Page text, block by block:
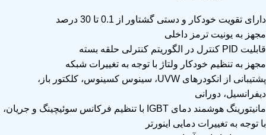
دارای تقویت خودکار و دستی گشتاور از 0.1 تا 30 درصد
مجهز به یونیت ترمز داخلی
قابلیت PID کنترل در الگوریتم کنترلی حلقه بسته
مجهز به تنظیم خودکار ولتاژ با توجه به تغییرات شبکه
پشتیبانی از انکودرهای UVW، سینوس کسینوس، کلکتور باز،
دیفرانسیل، دورانی
مانیتورینگ هوشمند دمای IGBT با تنظیم فرکانس سوئیچینگ و جریان،
با توجه به تغییرات دمایی اینورتر